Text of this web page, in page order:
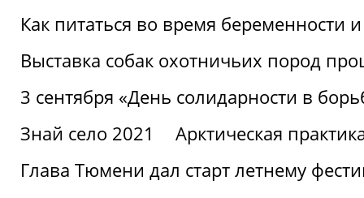
Как питаться во время беременности
Выставка собак охотничьих пород
3 сентября «День солидарности в
Знай село 2021
Арктическая
Глава Тюмени дал старт летнему